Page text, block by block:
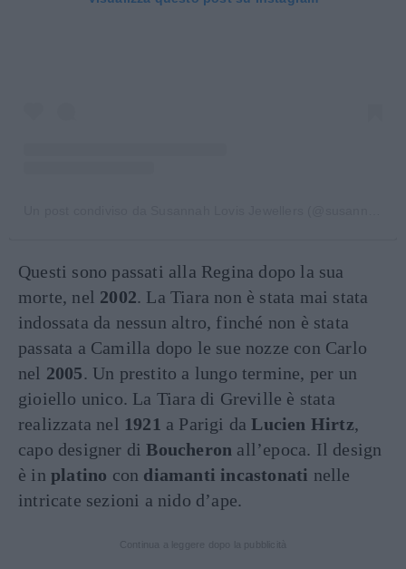
Questi sono passati alla Regina dopo la sua
morte, nel 2002. La Tiara non è stata mai stata
indossata da nessun altro, finché non è stata
passata a Camilla dopo le sue nozze con Carlo
nel 2005. Un prestito a lungo termine, per un
gioiello unico. La Tiara di Greville è stata
realizzata nel 1921 a Parigi daLucien Hirtz,
capo designer diBoucheron all’epoca. Il design
è in platino con diamanti incastonati nelle
intricate sezioni a nido d’ape.